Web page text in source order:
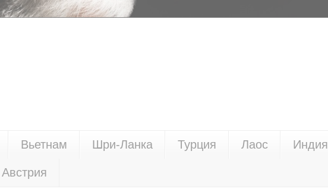
Вьетнам Шри-Ланка Турция Лаос Индия
Австрия